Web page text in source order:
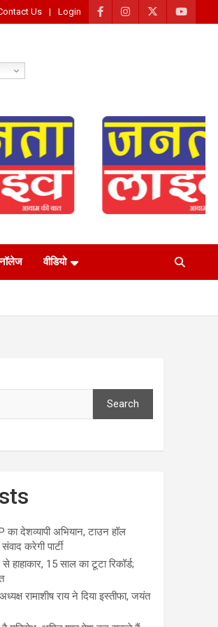
Us Login
नॉलेज वीडियो
Search
देशव्यापी अभियान, टाउन हॉल
करेगी पार्टी
से हाहाकार, 15 साल का टूटा रिकॉर्ड;
रामाशीष राय ने दिया इस्तीफा, जयंत